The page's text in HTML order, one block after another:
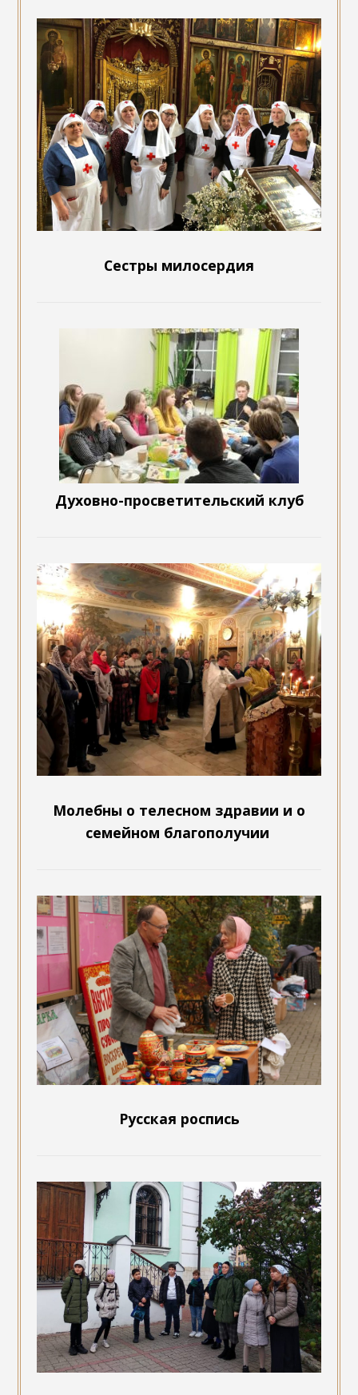
Сестры милосердия
Духовно-просветительский клуб
Молебны о телесном здравии и о
семейном благополучии
Русская роспись